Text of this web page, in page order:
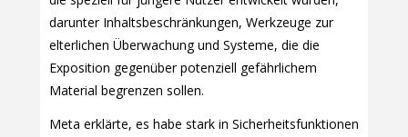
darunter Inhaltsbeschränkungen, Werkzeuge zur
elterlichen Überwachung und Systeme, die die
Exposition gegenüber potenziell gefährlichem
Material begrenzen sollen.
Meta erklärte, es habe stark in Sicherheitsfunktionen